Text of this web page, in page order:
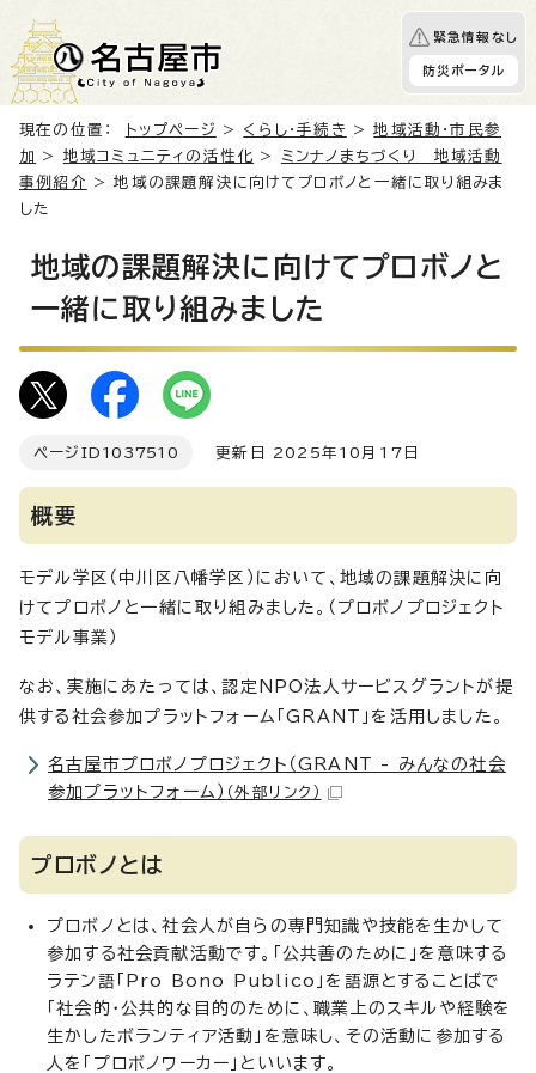
緊急情報なし
防災ポータル
現在の位置： トップページ > くらし・手続き >地域活動・市民参
加
> 地域コミュニティの活性化 > ミンナノまちづくり 地域活動
事例紹介
> 地域の課題解決に向けてプロボノと一緒に取り組みま
した
地域の課題解決に向けてプロボノと
一緒に取り組みました
ページID 1037510 更新日 2025年10月17日
概要
モデル学区（中川区八幡学区）において、地域の課題解決に向
けてプロボノと一緒に取り組みました。（プロボノプロジェクト
モデル事業）
なお、実施にあたっては、認定NPO法人サービスグラントが提
供する社会参加プラットフォーム「GRANT」を活用しました。
名古屋市プロボノプロジェクト（GRANT - みんなの社会
参加プラットフォーム） （外部リンク）
プロボノとは
プロボノとは、社会人が自らの専門知識や技能を生かして
参加する社会貢献活動です。「公共善のために」を意味する
ラテン語「Pro Bono Publico」を語源とすることばで
「社会的・公共的な目的のために、職業上のスキルや経験を
生かしたボランティア活動」を意味し、その活動に参加する
人を「プロボノワーカー」といいます。